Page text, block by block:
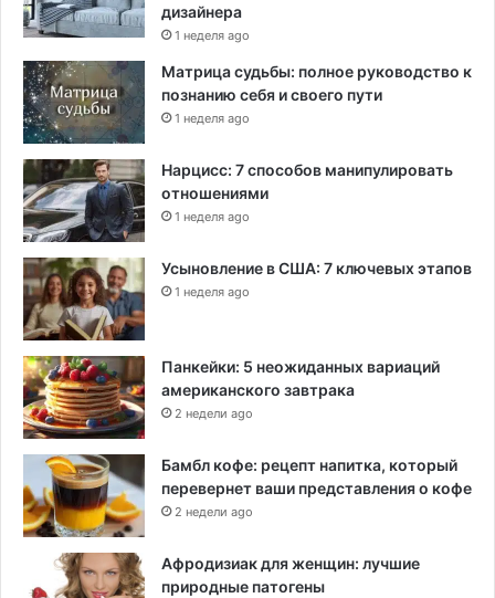
дизайнера
1 неделя ago
Матрица судьбы: полное руководство к
познанию себя и своего пути
1 неделя ago
Нарцисс: 7 способов манипулировать
отношениями
1 неделя ago
Усыновление в США: 7 ключевых этапов
1 неделя ago
Панкейки: 5 неожиданных вариаций
американского завтрака
2 недели ago
Бамбл кофе: рецепт напитка, который
перевернет ваши представления о кофе
2 недели ago
Афродизиак для женщин: лучшие
природные патогены